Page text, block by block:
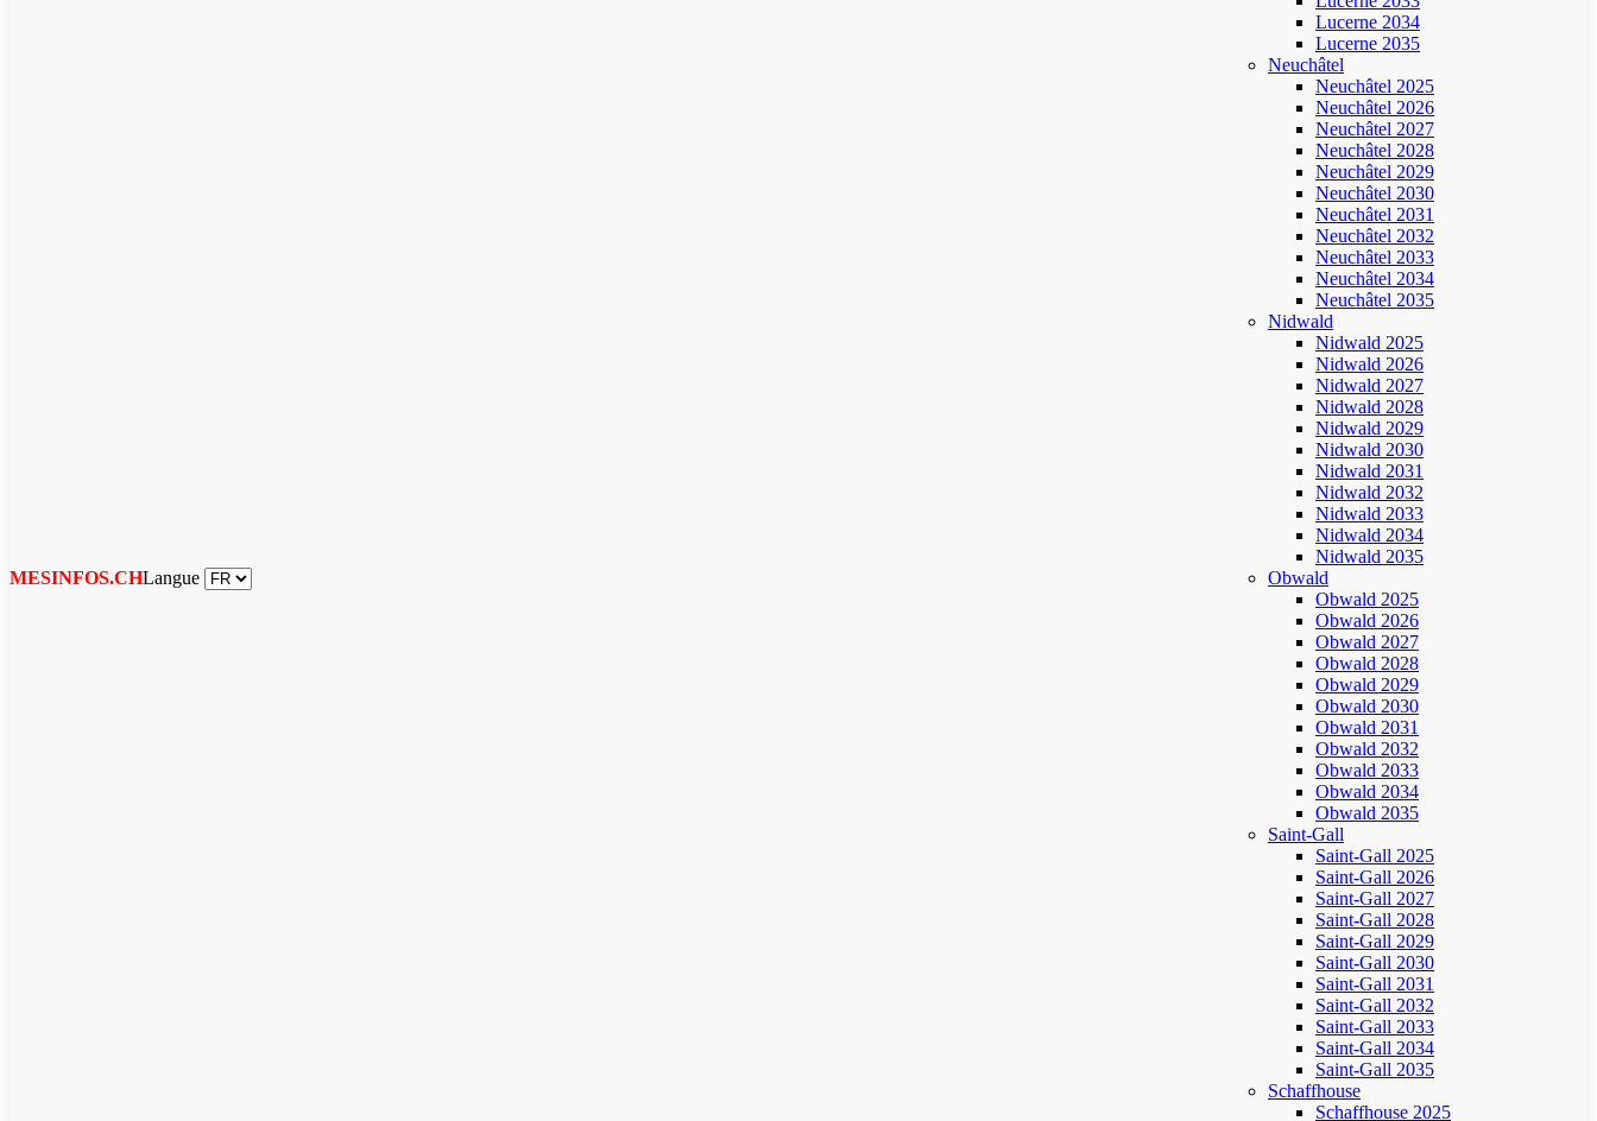
MESINFOS.CHLangue
Lucerne 2034
Lucerne 2035
Neuchâtel
Neuchâtel 2025
Neuchâtel 2026
Neuchâtel 2027
Neuchâtel 2028
Neuchâtel 2029
Neuchâtel 2030
Neuchâtel 2031
Neuchâtel 2032
Neuchâtel 2033
Neuchâtel 2034
Neuchâtel 2035
Nidwald
Nidwald 2025
Nidwald 2026
Nidwald 2027
Nidwald 2028
Nidwald 2029
Nidwald 2030
Nidwald 2031
Nidwald 2032
Nidwald 2033
Nidwald 2034
Nidwald 2035
Obwald
Obwald 2025
Obwald 2026
Obwald 2027
Obwald 2028
Obwald 2029
Obwald 2030
Obwald 2031
Obwald 2032
Obwald 2033
Obwald 2034
Obwald 2035
Saint-Gall
Saint-Gall 2025
Saint-Gall 2026
Saint-Gall 2027
Saint-Gall 2028
Saint-Gall 2029
Saint-Gall 2030
Saint-Gall 2031
Saint-Gall 2032
Saint-Gall 2033
Saint-Gall 2034
Saint-Gall 2035
Schaffhouse
Schaffhouse 2025